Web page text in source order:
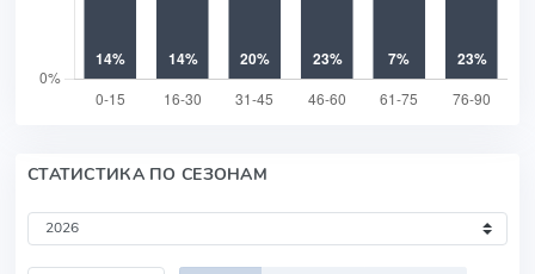
СТАТИСТИКА ПО СЕЗОНАМ